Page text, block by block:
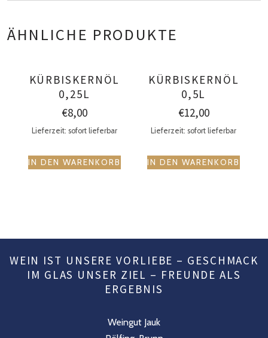
ÄHNLICHE PRODUKTE
KÜRBISKERNÖL
0,25L
€8,00
Lieferzeit: sofort lieferbar
IN DEN WARENKORB
KÜRBISKERNÖL
0,5L
€12,00
Lieferzeit: sofort lieferbar
IN DEN WARENKORB
WEIN IST UNSERE VORLIEBE – GESCHMACK
IM GLAS UNSER ZIEL – FREUNDE ALS
ERGEBNIS
Weingut Jauk